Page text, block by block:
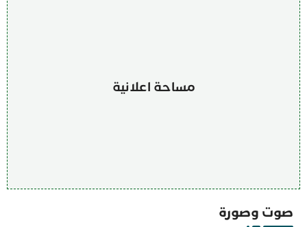
مساحة اعلانية
صوت وصورة